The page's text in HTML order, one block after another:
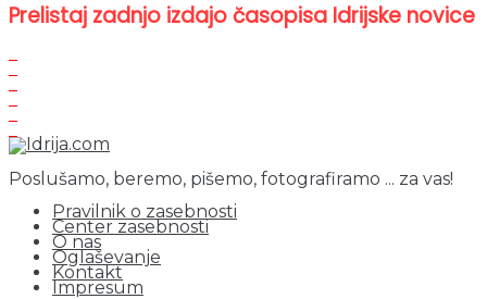
Prelistaj zadnjo izdajo časopisa Idrijske novice
Poslušamo, beremo, pišemo, fotografiramo ... za vas!
Pravilnik o zasebnosti
Center zasebnosti
O nas
Oglaševanje
Kontakt
Impresum